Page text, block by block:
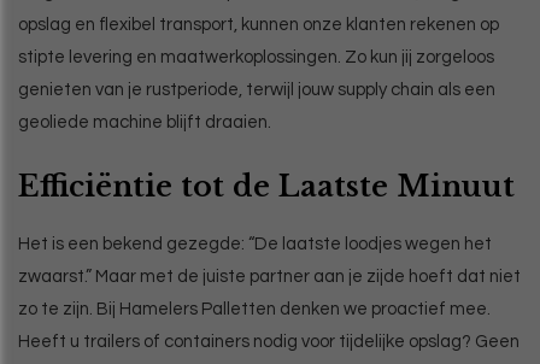
opslag en flexibel transport, kunnen onze klanten rekenen op
stipte levering en maatwerkoplossingen. Zo kun jij zorgeloos
genieten van je rustperiode, terwijl jouw supply chain als een
geoliede machine blijft draaien.
Efficiëntie tot de Laatste Minuut
Het is een bekend gezegde: “De laatste loodjes wegen het
zwaarst.” Maar met de juiste partner aan je zijde hoeft dat niet
zo te zijn. Bij Hamelers Palletten denken we proactief mee.
Heeft u trailers of containers nodig voor tijdelijke opslag? Geen